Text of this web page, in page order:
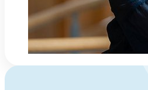
Har du spørsmål om